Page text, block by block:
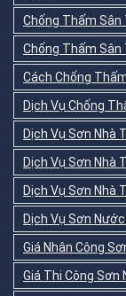
Chống Thấm Sân
Chống Thấm Sân
Cách Chống
Dịch Vụ Chống
Dịch Vụ Sơn Nhà
Dịch Vụ Sơn Nhà
Dịch Vụ Sơn Nhà
Dịch Vụ Sơn
Giá Nhân Công
Giá Thi Công Sơn